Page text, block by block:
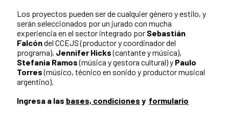
Los proyectos pueden ser de cualquier género y estilo, y
serán seleccionados por un jurado con mucha
experiencia en el sector integrado por Sebastián
Falcóndel CCEJS (productor y coordinador del
programa), Jennifer Hicks(cantante y música),
Stefania Ramos(música y gestora cultural) y Paulo
Torres(músico, técnico en sonido y productor musical
argentino).
Ingresa a las bases, condiciones y formulario